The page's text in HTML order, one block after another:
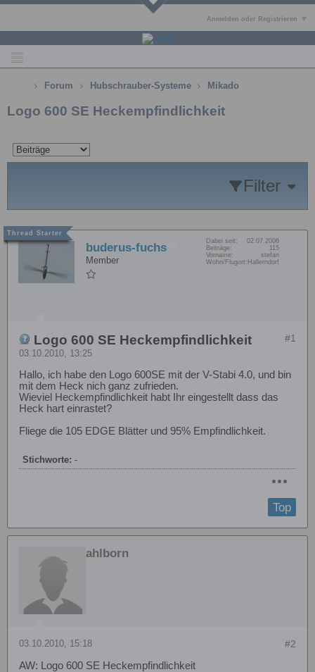
Anmelden oder Registrieren
Forum Hubschrauber-Systeme Mikado
Logo 600 SE Heckempfindlichkeit
Filter
buderus-fuchs
Member
Dabei seit:
02.07.2006
Beiträge:
115
Vorname:
stefan
Wohn/Flugort: Hallerndorf
#1
Logo 600 SE Heckempfindlichkeit
03.10.2010, 13:25
Hallo, ich habe den Logo 600SE mit der V-Stabi 4.0, und bin
mit dem Heck nich ganz zufrieden.
Wieviel Heckempfindlichkeit habt Ihr eingestellt dass das
Heck hart einrastet?
Fliege die 105 EDGE Blätter und 95% Empfindlichkeit.
Stichworte: -
Top
ahlborn
#2
03.10.2010, 15:18
AW: Logo 600 SE Heckempfindlichkeit